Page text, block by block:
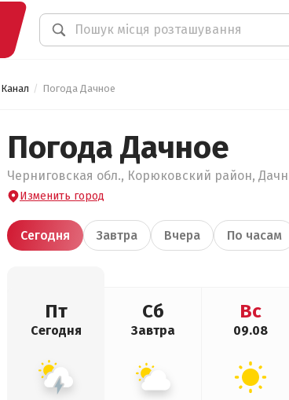
Погода Дачное
Погода Дачное
Черниговская обл., Корюковский район,
Изменить город
Сегодня Завтра Вчера По часам
Пт
Сегодня
Сб
Завтра
Вс
09.08